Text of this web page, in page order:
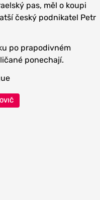
pas, měl o koupi
český podnikatel Petr
po prapodivném
ponechají.